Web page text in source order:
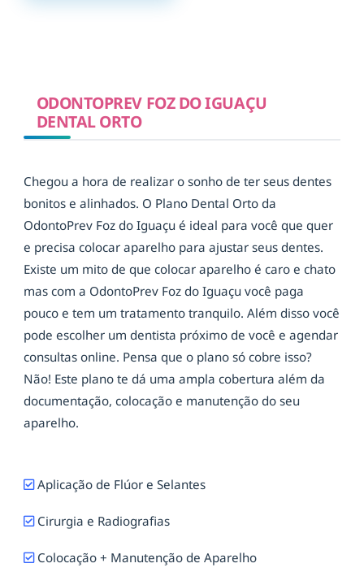
ODONTOPREV FOZ DO IGUAÇU
DENTAL ORTO
Chegou a hora de realizar o sonho de ter seus dentes
bonitos e alinhados. O Plano Dental Orto da
OdontoPrev Foz do Iguaçu é ideal para você que quer
e precisa colocar aparelho para ajustar seus dentes.
Existe um mito de que colocar aparelho é caro e chato
mas com a OdontoPrev Foz do Iguaçu você paga
pouco e tem um tratamento tranquilo. Além disso você
pode escolher um dentista próximo de você e agendar
consultas online. Pensa que o plano só cobre isso?
Não! Este plano te dá uma ampla cobertura além da
documentação, colocação e manutenção do seu
aparelho.
Aplicação de Flúor e Selantes
Cirurgia e Radiografias
Colocação + Manutenção de Aparelho